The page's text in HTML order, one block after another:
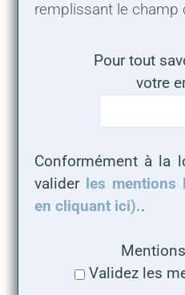
remplissant le champ
Pour tout
votre
Conformément à la
valider les mentions
en cliquant ici)..
Validez les